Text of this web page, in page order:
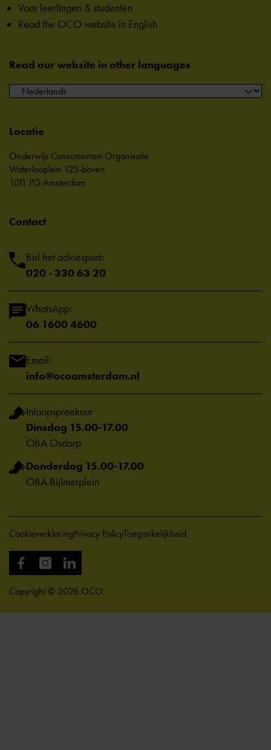
Voor leerlingen & studenten
Read the OCO website in English
Read our website in other languages
Locatie
Onderwijs Consumenten Organisatie
Waterlooplein 123-boven
1011 PG Amsterdam
Contact
Bel het adviespunt:
020 - 330 63 20
WhatsApp:
06 1600 4600
Email:
info@ocoamsterdam.nl
Inloopspreekuur
Dinsdag 15.00-17.00
OBA Osdorp
Donderdag 15.00-17.00
OBA Bijlmerplein
Copyright © 2026 OCO
CookieverklaringPrivacy PolicyToegankelijkheid